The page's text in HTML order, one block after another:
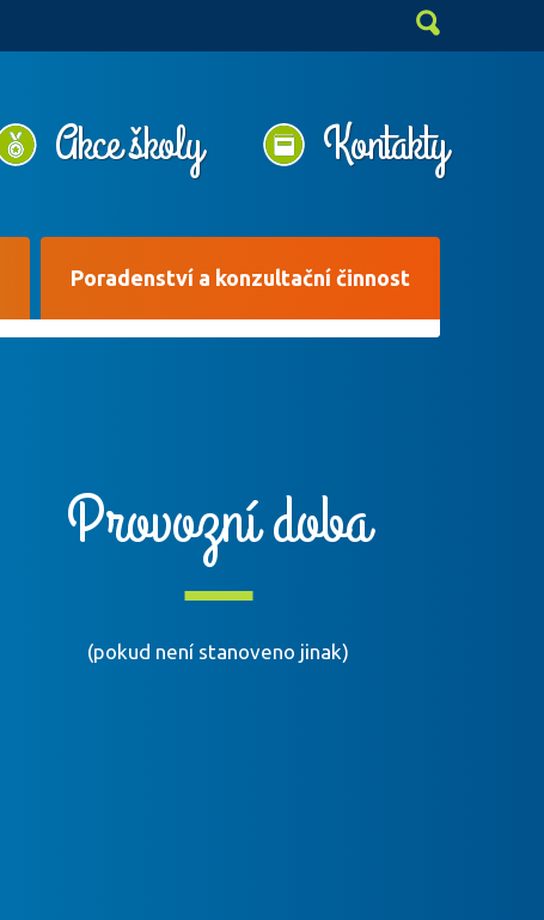
Akce školy Kontakty
Poradenství a konzultační činnost
Provozní doba
(pokud není stanoveno jinak)